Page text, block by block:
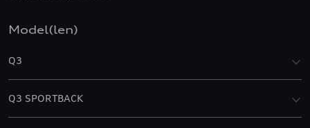
Model(len)
Q3
Q3 SPORTBACK